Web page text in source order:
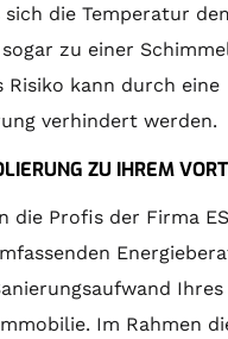
sich die Temperatur
zu einer
Risiko kann durch eine
verhindert werden.
ZU IHREM
die Profis der Firma
Ihres
Im Rahmen